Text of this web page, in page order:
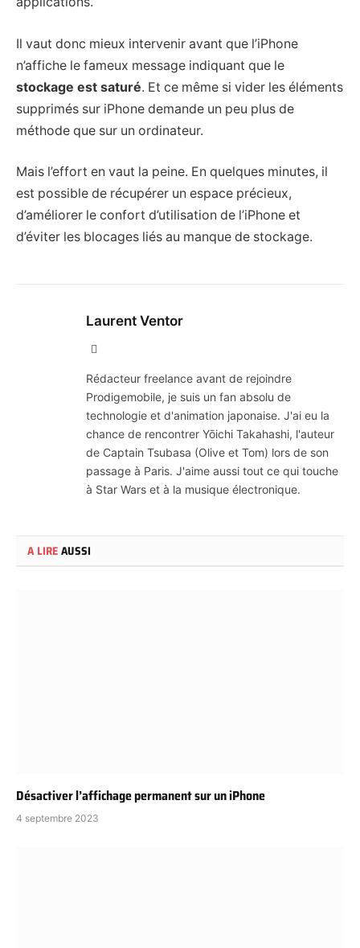
Il vaut donc mieux intervenir avant que l’iPhone
n’affiche le fameux message indiquant que le
stockage est saturé. Et ce même si vider les éléments
supprimés sur iPhone demande un peu plus de
méthode que sur un ordinateur.
Mais l’effort en vaut la peine. En quelques minutes, il
est possible de récupérer un espace précieux,
d’améliorer le confort d’utilisation de l’iPhone et
d’éviter les blocages liés au manque de stockage.
Laurent Ventor
Rédacteur freelance avant de rejoindre
Prodigemobile, je suis un fan absolu de
technologie et d'animation japonaise. J'ai eu la
chance de rencontrer Yōichi Takahashi, l'auteur
de Captain Tsubasa (Olive et Tom) lors de son
passage à Paris. J'aime aussi tout ce qui touche
à Star Wars et à la musique électronique.
A LIREAUSSI
Désactiver l’affichage permanent sur un iPhone
4 septembre 2023